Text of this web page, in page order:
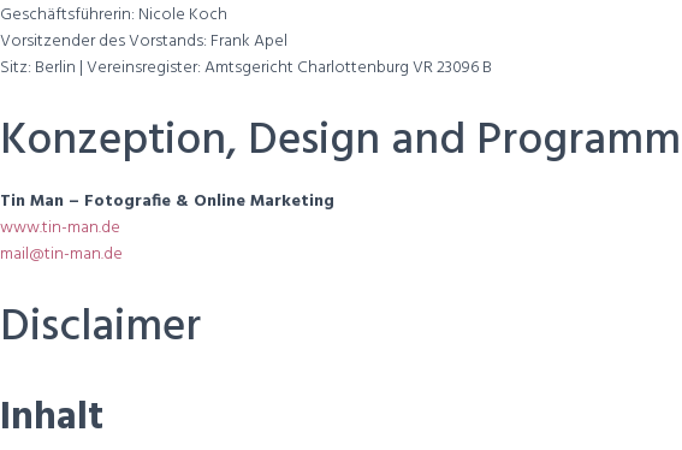
Geschäftsführerin: Nicole Koch
Vorsitzender des Vorstands: Frank Apel
Sitz: Berlin | Vereinsregister: Amtsgericht Charlottenburg VR 23096 B
Konzeption, Design and
Tin Man – Fotografie & Online Marketing
www.tin-man.de
mail@tin-man.de
Disclaimer
Inhalt